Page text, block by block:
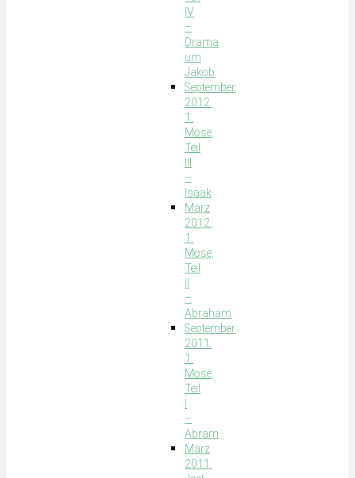
IV
–
Drama
um
Jakob
September
2012:
1.
Mose,
Teil
–
Isaak
März
2012:
1.
Mose,
Teil
–
Abraham
September
2011:
1.
Mose,
Teil
–
Abram
März
2011: